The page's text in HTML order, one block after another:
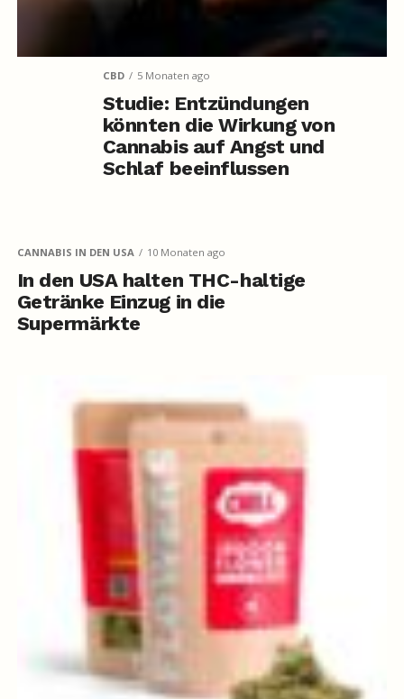
CBD 5 Monaten ago
Studie: Entzündungen
könnten die Wirkung von
Cannabis auf Angst und
Schlaf beeinflussen
CANNABIS IN DEN USA 10 Monaten ago
In den USA halten THC-haltige
Getränke Einzug in die
Supermärkte